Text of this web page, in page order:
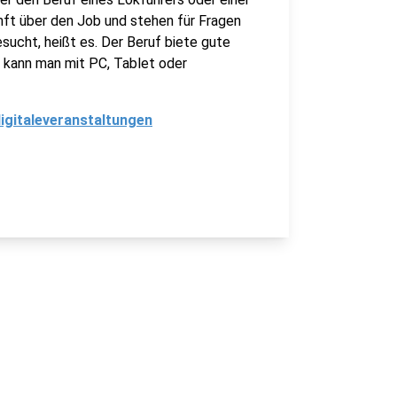
über den Job und stehen für Fragen
heißt es. Der Beruf biete gute
man mit PC, Tablet oder